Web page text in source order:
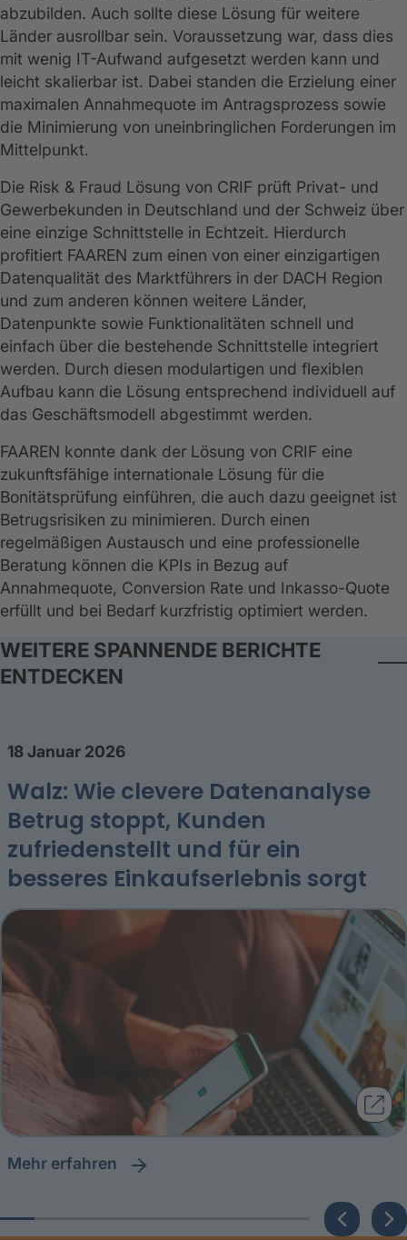
abzubilden. Auch sollte diese Lösung für weitere
Länder ausrollbar sein. Voraussetzung war, dass dies
mit wenig IT-Aufwand aufgesetzt werden kann und
leicht skalierbar ist. Dabei standen die Erzielung einer
maximalen Annahmequote im Antragsprozess sowie
die Minimierung von uneinbringlichen Forderungen im
Mittelpunkt.
Die Risk & Fraud Lösung von CRIF prüft Privat- und
Gewerbekunden in Deutschland und der Schweiz über
eine einzige Schnittstelle in Echtzeit. Hierdurch
profitiert FAAREN zum einen von einer einzigartigen
Datenqualität des Marktführers in der DACH Region
und zum anderen können weitere Länder,
Datenpunkte sowie Funktionalitäten schnell und
einfach über die bestehende Schnittstelle integriert
werden. Durch diesen modulartigen und flexiblen
Aufbau kann die Lösung entsprechend individuell auf
das Geschäftsmodell abgestimmt werden.
FAAREN konnte dank der Lösung von CRIF eine
zukunftsfähige internationale Lösung für die
Bonitätsprüfung einführen, die auch dazu geeignet ist
Betrugsrisiken zu minimieren. Durch einen
regelmäßigen Austausch und eine professionelle
Beratung können die KPIs in Bezug auf
Annahmequote, Conversion Rate und Inkasso-Quote
erfüllt und bei Bedarf kurzfristig optimiert werden.
WEITERE SPANNENDE BERICHTE
ENTDECKEN
18 Januar 2026
Walz: Wie clevere Datenanalyse
Betrug stoppt, Kunden
zufriedenstellt und für ein
besseres Einkaufserlebnis sorgt
Mehr erfahren